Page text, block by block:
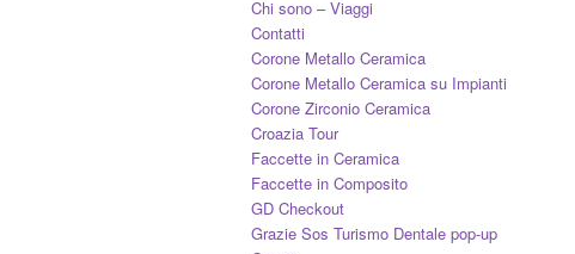
Chi sono – Viaggi
Contatti
Corone Metallo Ceramica
Corone Metallo Ceramica su Impianti
Corone Zirconio Ceramica
Croazia Tour
Faccette in Ceramica
Faccette in Composito
GD Checkout
Grazie Sos Turismo Dentale pop-up